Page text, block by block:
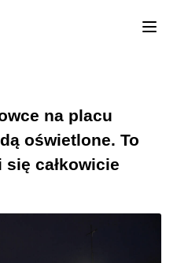
na placu
oświetlone. To
całkowicie